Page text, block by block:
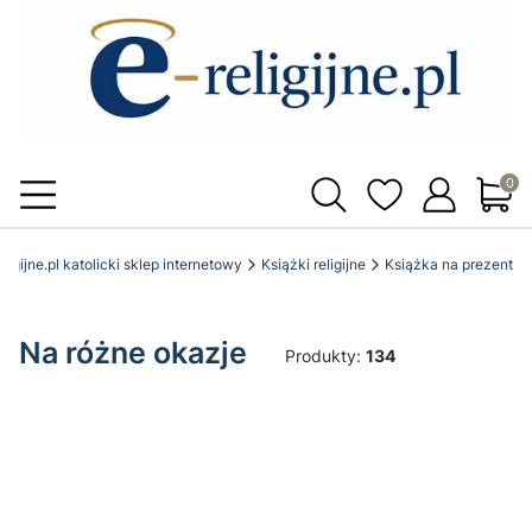
katolicki sklep internetowy Książki religijne Książka na prezent
Na różne okazje Produkty: 134